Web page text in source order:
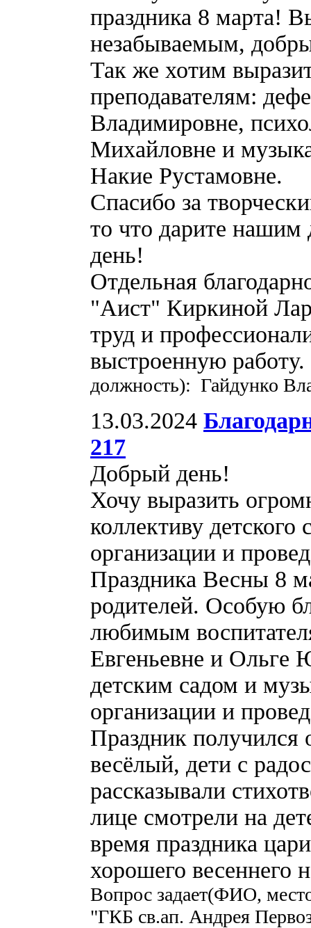
праздника 8 марта!
незабываемым,
Так же хотим
преподавателям:
Владимировне,
Михайловне и
Накие Рустамовне.
Спасибо за
то что дарите нашим
день!
Отдельная
"Аист" Киркиной
труд и
выстроенную работу.
должность): Гайдунко
13.03.2024
217
Добрый день!
Хочу выразить
коллективу
организации и
Праздника Весны 8
родителей. Особую
любимым
Евгеньевне и Ольге
детским садом и
организации и
Праздник получился
весёлый, дети с
рассказывали
лице смотрели на
время праздника
хорошего весеннего
Вопрос задает(ФИО,
"ГКБ св.ап. Андрея